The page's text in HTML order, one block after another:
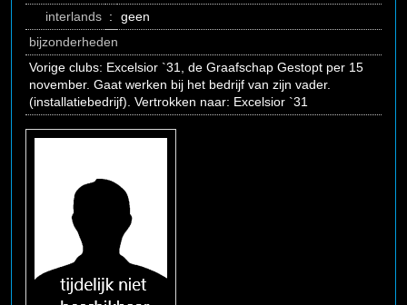
interlands :
geen
bijzonderheden
Vorige clubs: Excelsior `31, de Graafschap Gestopt per 15
november. Gaat werken bij het bedrijf van zijn vader.
(installatiebedrijf). Vertrokken naar: Excelsior `31